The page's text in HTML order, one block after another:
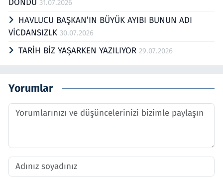
DÖNDÜ 31.07.2026
HAVLUCU BAŞKAN’IN BÜYÜK AYIBI BUNUN ADI
VİCDANSIZLK 30.07.2026
TARİH BİZ YAŞARKEN YAZILIYOR 29.07.2026
Yorumlar